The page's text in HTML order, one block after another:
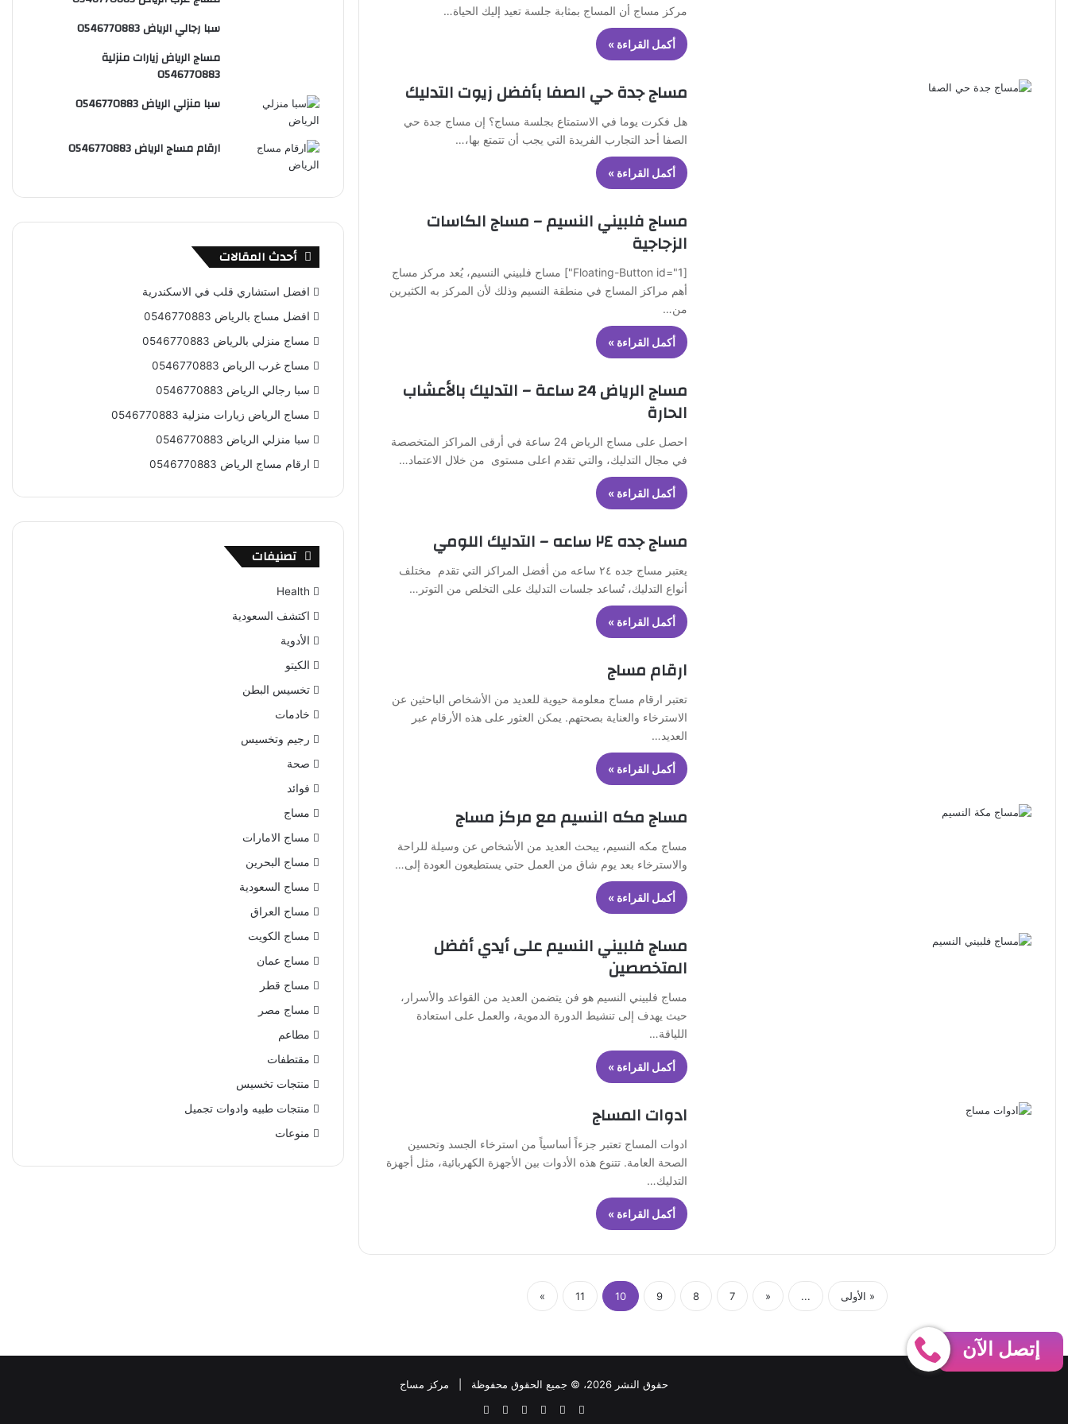
مركز مساج أن المساج بمثابة جلسة تعيد إليك الحياة…
أكمل القراءة »
مساج جدة حي الصفا بأفضل زيوت التدليك
هل فكرت يوما في الاستمتاع بجلسة مساج؟ إن مساج جدة حي
الصفا أحد التجارب الفريدة التي يجب أن تتمتع بها،…
أكمل القراءة »
مساج فلبيني النسيم – مساج الكاسات
الزجاجية
[Floating-Button id="1"] مساج فلبيني النسيم، يُعد مركز مساج
أهم مراكز المساج في منطقة النسيم وذلك لأن المركز به الكثيرين
من…
أكمل القراءة »
مساج الرياض 24 ساعة – التدليك بالأعشاب
الحارة
احصل على مساج الرياض 24 ساعة في أرقى المراكز المتخصصة
في مجال التدليك، والتي تقدم اعلى مستوى من خلال الاعتماد…
أكمل القراءة »
مساج جده ٢٤ ساعه – التدليك اللومي
يعتبر مساج جده ٢٤ ساعه من أفضل المراكز التي تقدم مختلف
أنواع التدليك، تُساعد جلسات التدليك على التخلص من التوتر…
أكمل القراءة »
ارقام مساج
تعتبر ارقام مساج معلومة حيوية للعديد من الأشخاص الباحثين عن
الاسترخاء والعناية بصحتهم. يمكن العثور على هذه الأرقام عبر
العديد…
أكمل القراءة »
مساج مكه النسيم مع مركز مساج
مساج مكه النسيم، يبحث العديد من الأشخاص عن وسيلة للراحة
والاسترخاء بعد يوم شاق من العمل حتي يستطيعون العودة إلى…
أكمل القراءة »
مساج فلبيني النسيم على أيدي أفضل
المتخصصين
مساج فلبيني النسيم هو فن يتضمن العديد من القواعد والأسرار،
حيث يهدف إلى تنشيط الدورة الدموية، والعمل على استعادة
اللياقة…
أكمل القراءة »
ادوات المساج
ادوات المساج تعتبر جزءاً أساسياً من استرخاء الجسد وتحسين
الصحة العامة. تتنوع هذه الأدوات بين الأجهزة الكهربائية، مثل أجهزة
التدليك…
أكمل القراءة »
« الأولى ...
«
7
8
9
10
11
»
س
ت
e
و
ق
R
سبا رجالي الرياض 0546770883
مساج الرياض زيارات منزلية
0546770883
سبا منزلي الرياض 0546770883
ارقام مساج الرياض 0546770883
أحدث المقالات
افضل استشاري قلب في الاسكندرية
افضل مساج بالرياض 0546770883
مساج منزلي بالرياض 0546770883
مساج غرب الرياض 0546770883
سبا رجالي الرياض 0546770883
مساج الرياض زيارات منزلية 0546770883
سبا منزلي الرياض 0546770883
ارقام مساج الرياض 0546770883
تصنيفات
Health
اكتشف السعودية
الأدوية
الكيتو
تخسيس البطن
خادمات
رجيم وتخسيس
صحة
فوائد
مساج
مساج الامارات
مساج البحرين
مساج السعودية
مساج العراق
مساج الكويت
مساج عمان
مساج قطر
مساج مصر
مطاعم
مقتطفات
منتجات تخسيس
منتجات طبيه وادوات تجميل
منوعات
حقوق النشر 2026، © جميع الحقوق محفوظة |
مركز مساج
فيسبوك
بينتيريست‫YouTubeواتساب
إتصل الآن